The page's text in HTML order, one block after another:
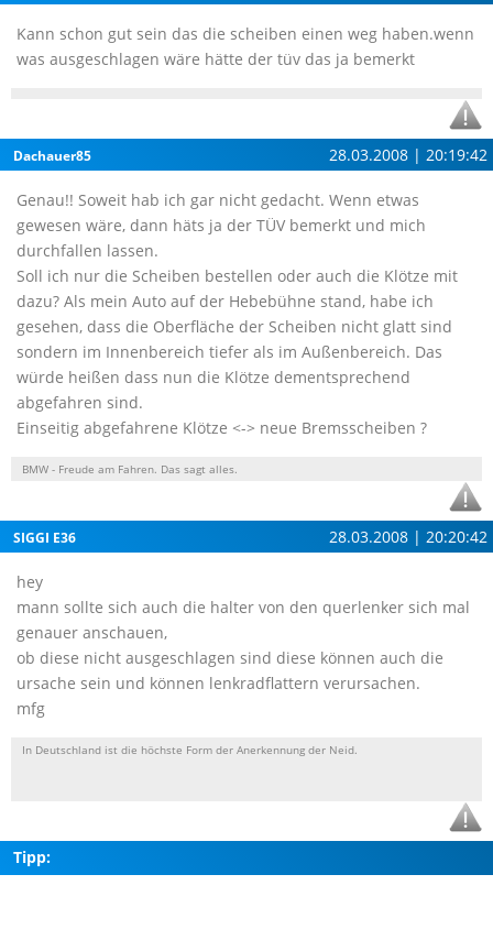
Kann schon gut sein das die scheiben einen weg haben.wenn
was ausgeschlagen wäre hätte der tüv das ja bemerkt
Dachauer85 28.03.2008 | 20:19:42
Genau!! Soweit hab ich gar nicht gedacht. Wenn etwas
gewesen wäre, dann häts ja der TÜV bemerkt und mich
durchfallen lassen.
Soll ich nur die Scheiben bestellen oder auch die Klötze mit
dazu? Als mein Auto auf der Hebebühne stand, habe ich
gesehen, dass die Oberfläche der Scheiben nicht glatt sind
sondern im Innenbereich tiefer als im Außenbereich. Das
würde heißen dass nun die Klötze dementsprechend
abgefahren sind.
Einseitig abgefahrene Klötze <-> neue Bremsscheiben ?
BMW - Freude am Fahren. Das sagt alles.
SIGGI E36 28.03.2008 | 20:20:42
hey
mann sollte sich auch die halter von den querlenker sich mal
genauer anschauen,
ob diese nicht ausgeschlagen sind diese können auch die
ursache sein und können lenkradflattern verursachen.
mfg
In Deutschland ist die höchste Form der Anerkennung der Neid.
Tipp: